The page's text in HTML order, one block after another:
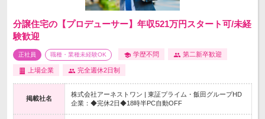
分譲住宅の【プロデューサー】年収521万円スタート可/未経
験歓迎
正社員 職種・業種未経験OK 学歴不問 第二新卒歓迎
上場企業 完全週休2日制
掲載社名
株式会社アーネストワン | 東証プライム・飯田グループHD
企業：◆完休2日◆18時半PC自動OFF